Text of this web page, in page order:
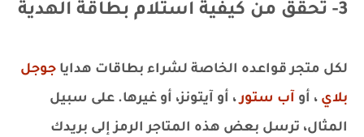
3- تحقق من كيفية استلام بطاقة الهدية
لكل متجر قواعده الخاصة لشراء بطاقات هدايا جوجل
بلاي ، أو آب ستور، أو آيتونز، أو غيرها. على سبيل
المثال، ترسل بعض هذه المتاجر الرمز إلى بريدك